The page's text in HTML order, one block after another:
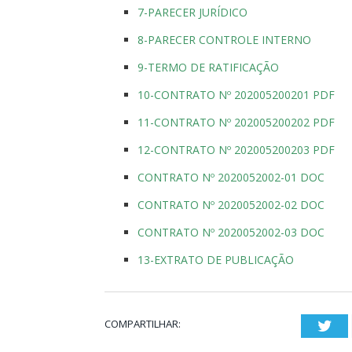
7-PARECER JURÍDICO
8-PARECER CONTROLE INTERNO
9-TERMO DE RATIFICAÇÃO
10-CONTRATO Nº 202005200201 PDF
11-CONTRATO Nº 202005200202 PDF
12-CONTRATO Nº 202005200203 PDF
CONTRATO Nº 2020052002-01 DOC
CONTRATO Nº 2020052002-02 DOC
CONTRATO Nº 2020052002-03 DOC
13-EXTRATO DE PUBLICAÇÃO
COMPARTILHAR: